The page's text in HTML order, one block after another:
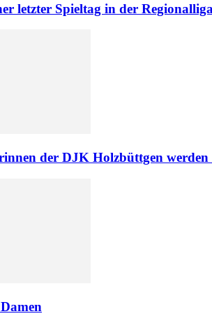
letzter Spieltag in der
der DJK Holzbüttgen werden